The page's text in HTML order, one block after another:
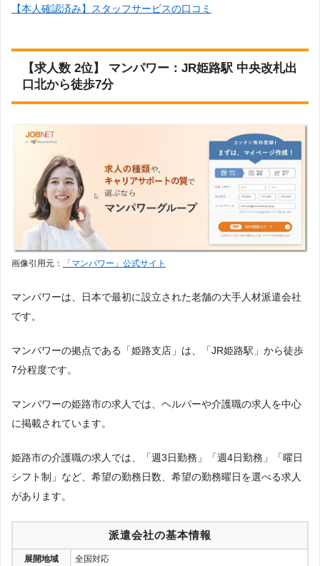
【本人確認済み】スタッフサービスの口コミ
【求人数 2位】 マンパワー：JR姫路駅 中央改札出
口北から徒歩7分
画像引用元： 「マンパワー」公式サイト
マンパワーは、日本で最初に設立された老舗の大手人材派遣会社
です。
マンパワーの拠点である「姫路支店」は、「JR姫路駅」から徒歩
7分程度です。
マンパワーの姫路市の求人では、ヘルパーや介護職の求人を中心
に掲載されています。
姫路市の介護職の求人では、「週3日勤務」「週4日勤務」「曜日
シフト制」など、希望の勤務日数、希望の勤務曜日を選べる求人
があります。
派遣会社の基本情報
展開地域 全国対応